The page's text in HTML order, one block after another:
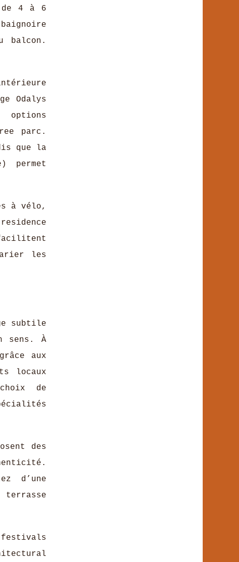
de 4 à 6
balcon.
Odalys
options
parc.
que la
permet
à vélo,
les
subtile
sens. À
aux
locaux
de
des
d’une
terrasse
festivals